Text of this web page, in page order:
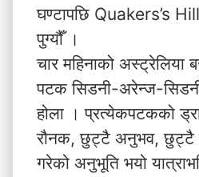
घण्टापछि Quakers’s
पुग्यौँ ।
चार महिनाको अस्ट्रेलिया
पटक सिडनी-अरेन्ज-
होला । प्रत्येकपटकको
रौनक, छुट्टै अनुभव, छुट्टै
गरेको अनुभूति भयो